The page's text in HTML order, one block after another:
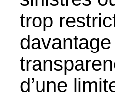
trop
d’une